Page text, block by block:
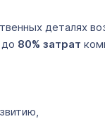
деталях
80% затрат